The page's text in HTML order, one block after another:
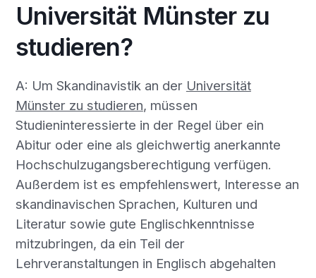
Universität Münster zu
studieren?
A: Um Skandinavistik an der Universität
Münster zu studieren, müssen
Studieninteressierte in der Regel über ein
Abitur oder eine als gleichwertig anerkannte
Hochschulzugangsberechtigung verfügen.
Außerdem ist es empfehlenswert, Interesse an
skandinavischen Sprachen, Kulturen und
Literatur sowie gute Englischkenntnisse
mitzubringen, da ein Teil der
Lehrveranstaltungen in Englisch abgehalten